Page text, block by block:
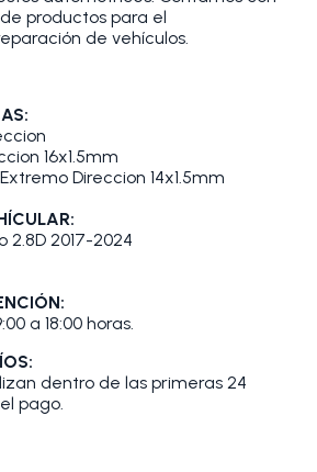
productos para el
de vehículos.
16x1.5mm
Direccion 14x1.5mm
2.8D 2017-2024
a 18:00 horas.
dentro de las primeras 24
pago.